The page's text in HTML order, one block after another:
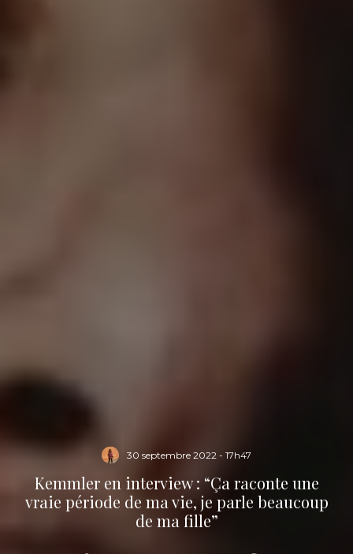
30 septembre 2022 - 17h47
Kemmler en interview : “Ça raconte une
vraie période de ma vie, je parle beaucoup
de ma fille”